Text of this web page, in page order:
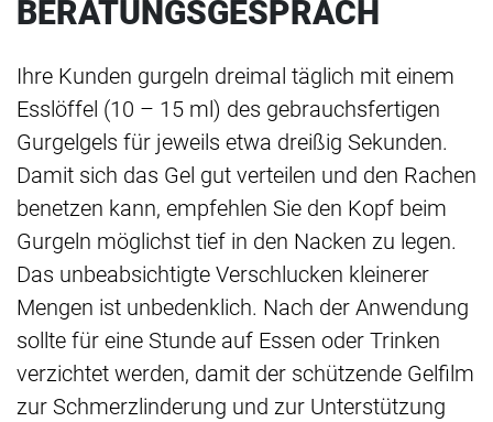
BERATUNGSGESPRÄCH
Ihre Kunden gurgeln dreimal täglich mit einem
Esslöffel (10 – 15 ml) des gebrauchsfertigen
Gurgelgels für jeweils etwa dreißig Sekunden.
Damit sich das Gel gut verteilen und den Rachen
benetzen kann, empfehlen Sie den Kopf beim
Gurgeln möglichst tief in den Nacken zu legen.
Das unbeabsichtigte Verschlucken kleinerer
Mengen ist unbedenklich. Nach der Anwendung
sollte für eine Stunde auf Essen oder Trinken
verzichtet werden, damit der schützende Gelfilm
zur Schmerzlinderung und zur Unterstützung